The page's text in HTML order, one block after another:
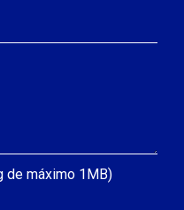
de máximo 1MB)